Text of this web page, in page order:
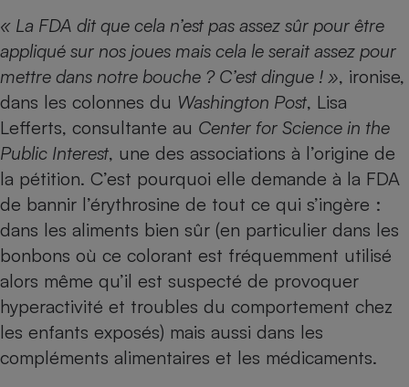
« La FDA dit que cela n’est pas assez sûr pour être
appliqué sur nos joues mais cela le serait assez pour
mettre dans notre bouche ? C’est dingue ! », ironise,
dans les colonnes du Washington Post, Lisa
Lefferts, consultante au Center for Science in the
Public Interest, une des associations à l’origine de
la pétition. C’est pourquoi elle demande à la FDA
de bannir l’érythrosine de tout ce qui s’ingère :
dans les aliments bien sûr (en particulier dans les
bonbons où ce colorant est fréquemment utilisé
alors même qu’il est suspecté de provoquer
hyperactivité et troubles du comportement chez
les enfants exposés) mais aussi dans les
compléments alimentaires et les médicaments.
Ventilateur
Cafetière à expressos